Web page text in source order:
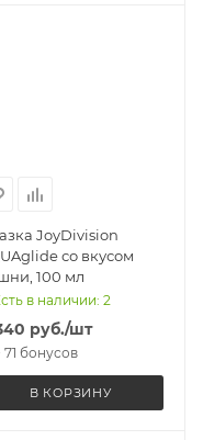
JoyDivision
со вкусом
100 мл
в наличии: 2
руб./шт
71 бонусов
В КОРЗИНУ